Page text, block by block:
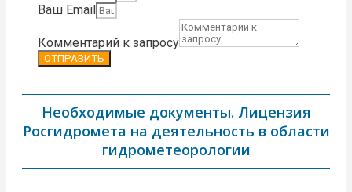
Ваш Email
Комментарий к запросу
ОТПРАВИТЬ
Необходимые документы. Лицензия
Росгидромета на деятельность в области
гидрометеорологии